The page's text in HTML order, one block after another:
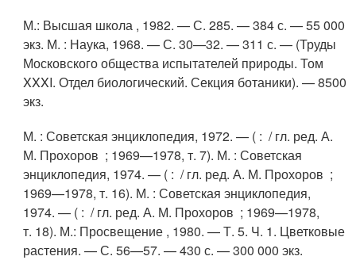
М.: Высшая школа , 1982. — С. 285. — 384 с. — 55 000
экз. М. : Наука, 1968. — С. 30—32. — 311 с. — (Труды
Московского общества испытателей природы. Том
XXXI. Отдел биологический. Секция ботаники). — 8500
экз.
М. : Советская энциклопедия, 1972. — ( : / гл. ред. А.
М. Прохоров ; 1969—1978, т. 7). М. : Советская
энциклопедия, 1974. — ( : / гл. ред. А. М. Прохоров ;
1969—1978, т. 16). М. : Советская энциклопедия,
1974. — ( : / гл. ред. А. М. Прохоров ; 1969—1978,
т. 18). М.: Просвещение , 1980. — Т. 5. Ч. 1. Цветковые
растения. — С. 56—57. — 430 с. — 300 000 экз.